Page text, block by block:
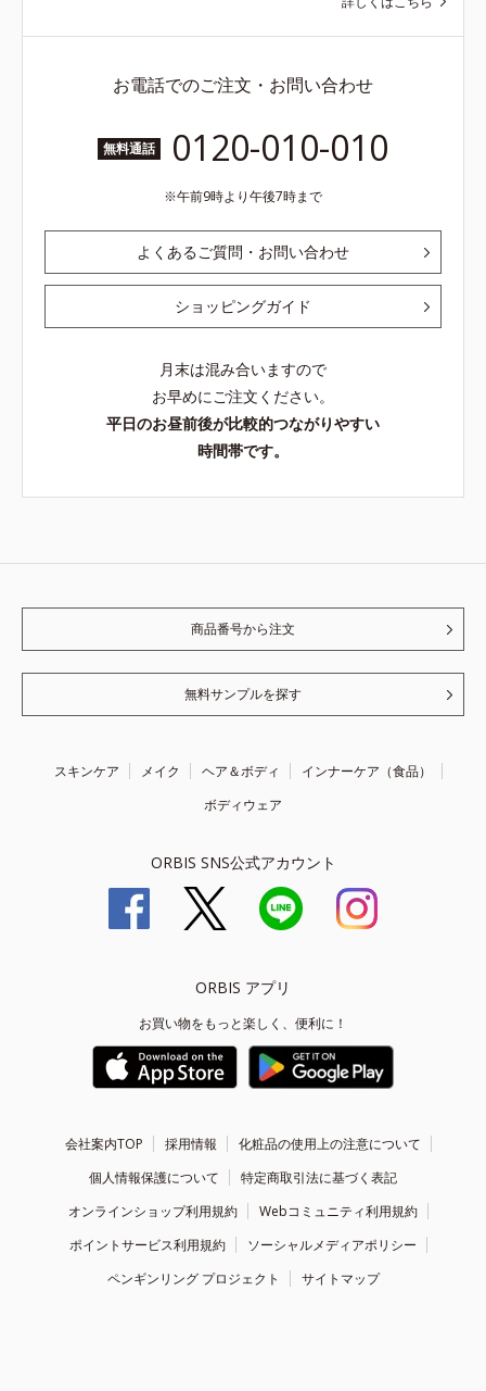
お電話でのご注文・お問い合わせ
無料通話 0120-010-010
午前9時より午後7時まで
よくあるご質問・お問い合わせ
ショッピングガイド
月末は混み合いますので
お早めにご注文ください。
平日のお昼前後が比較的つながりやすい
時間帯です。
商品番号から注文
無料サンプルを探す
スキンケア メイク ヘア＆ボディ
インナーケア（食品）
ボディウェア
ORBIS SNS公式アカウント
ORBIS アプリ
お買い物をもっと楽しく、便利に！
会社案内TOP 採用情報
化粧品の使用上の注意について
個人情報保護について
特定商取引法に基づく表記
オンラインショップ利用規約
Webコミュニティ利用規約
ポイントサービス利用規約
ソーシャルメディアポリシー
ペンギンリング プロジェクト
サイトマップ